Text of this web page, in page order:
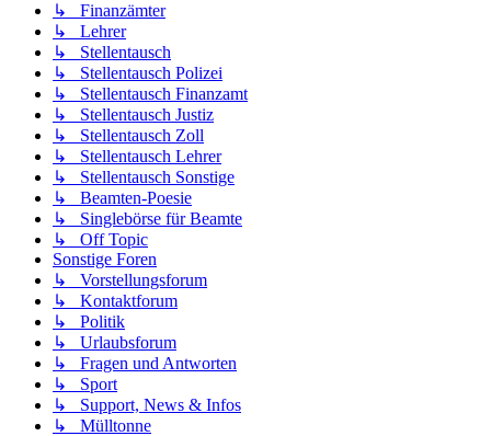
↳ Finanzämter
↳ Lehrer
↳ Stellentausch
↳ Stellentausch Polizei
↳ Stellentausch Finanzamt
↳ Stellentausch Justiz
↳ Stellentausch Zoll
↳ Stellentausch Lehrer
↳ Stellentausch Sonstige
↳ Beamten-Poesie
↳ Singlebörse für Beamte
↳ Off Topic
Sonstige Foren
↳ Vorstellungsforum
↳ Kontaktforum
↳ Politik
↳ Urlaubsforum
↳ Fragen und Antworten
↳ Sport
↳ Support, News & Infos
↳ Mülltonne